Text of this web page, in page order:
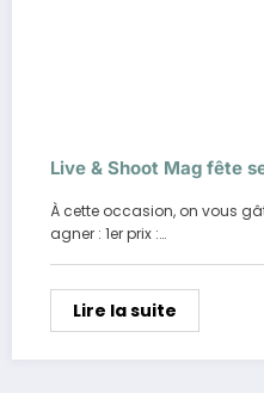
Live & Shoot Mag fête
À cette occasion, on vous
agner : 1er prix :…
Lire la suite